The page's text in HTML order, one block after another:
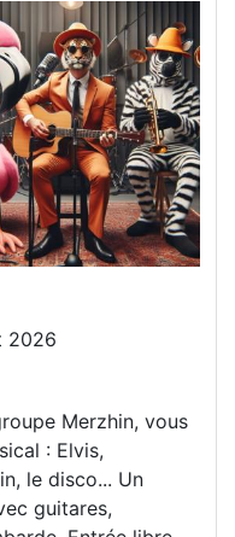
2026
Merzhin, vous
: Elvis,
le disco... Un
guitares,